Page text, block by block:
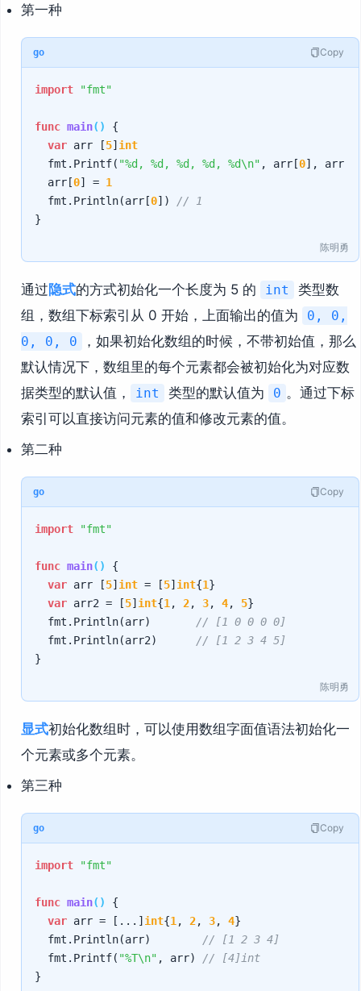
第一种
go Copy
import "fmt"
func main()
{
var arr [5] int
	fmt.Printf(
"%d, %d, %d, %d, %d\n" , arr[0], arr[
	arr[
0] = 1
	fmt.Println(arr[
0])
// 1
陈明勇
通过隐式的方式初始化一个长度为 5 的 int
类型数
组，数组下标索引从 0 开始，上面输出的值为
0, 0,
0, 0, 0
，如果初始化数组的时候，不带初始值，那么
默认情况下，数组里的每个元素都会被初始化为对应数
据类型的默认值，
int 类型的默认值为 0 。通过下标
索引可以直接访问元素的值和修改元素的值。
第二种
go Copy
import "fmt"
func main()
{
var arr [5] int = [5] int{1}
var arr2 = [5] int{1 , 2, 3, 4, 5}
	fmt.Println(arr)
// [1 0 0 0 0]
	fmt.Println(arr2)
// [1 2 3 4 5]
陈明勇
显式初始化数组时，可以使用数组字面值语法初始化一
个元素或多个元素。
第三种
go Copy
import "fmt"
func main()
{
var arr = [...] int{1 , 2, 3, 4}
	fmt.Println(arr)
// [1 2 3 4]
	fmt.Printf(
"%T\n" , arr)
// [4]int